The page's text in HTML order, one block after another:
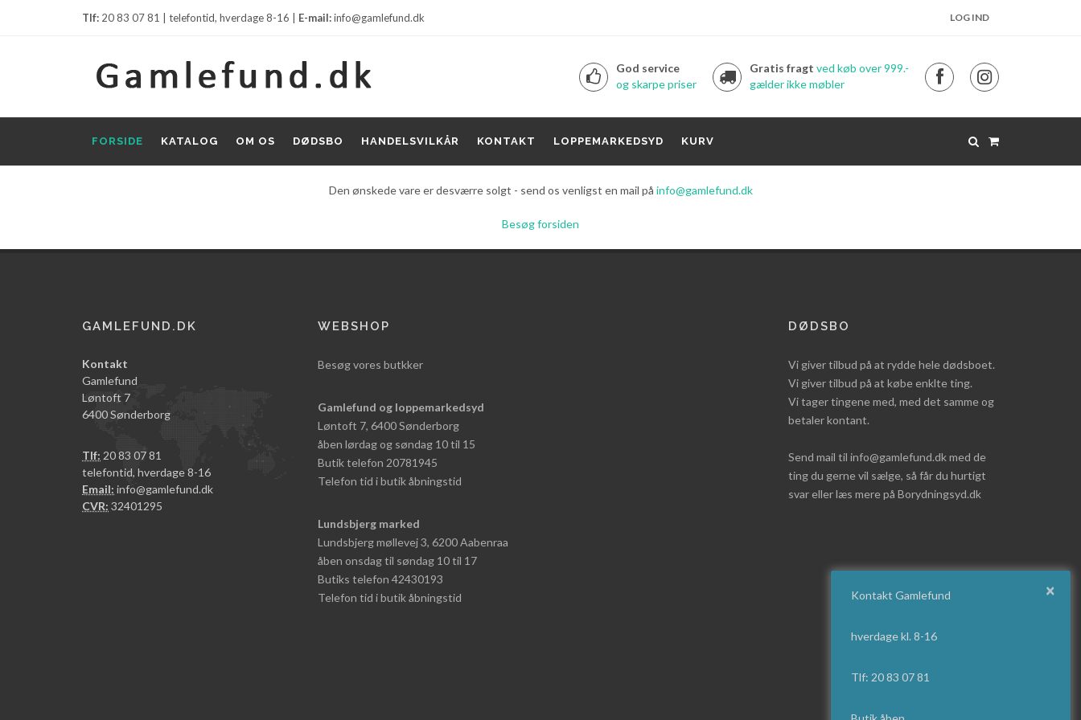
Tlf: 20 83 07 81 | telefontid, hverdage 8-16 | E-mail:info@gamlefund.dk LOG IND
God service
og skarpe priser
Gratis fragt ved køb over 999.-
gælder ikke møbler
FORSIDE KATALOG OM OS DØDSBO HANDELSVILKÅR KONTAKT LOPPEMARKEDSYD KURV
Den ønskede vare er desværre solgt - send os venligst en mail på info@gamlefund.dk
Besøg forsiden
GAMLEFUND.DK
Kontakt
Gamlefund
Løntoft 7
6400 Sønderborg
Tlf: 20 83 07 81
telefontid, hverdage 8-16
Email: info@gamlefund.dk
CVR: 32401295
WEBSHOP
Besøg vores butkker
Gamlefund og loppemarkedsyd
Løntoft 7, 6400 Sønderborg
åben lørdag og søndag 10 til 15
Butik telefon 20781945
Telefon tid i butik åbningstid
Lundsbjerg marked
Lundsbjerg møllevej 3, 6200 Aabenraa
åben onsdag til søndag 10 til 17
Butiks telefon 42430193
Telefon tid i butik åbningstid
DØDSBO
Vi giver tilbud på at rydde hele dødsboet.
Vi giver tilbud på at købe enklte ting.
Vi tager tingene med, med det samme og
betaler kontant.
Send mail til info@gamlefund.dk med de
ting du gerne vil sælge, så får du hurtigt
svar eller læs mere på Borydningsyd.dk
×
Kontakt Gamlefund
hverdage kl. 8-16
Tlf: 20 83 07 81